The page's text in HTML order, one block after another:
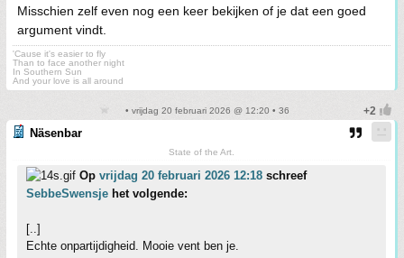
Misschien zelf even nog een keer bekijken of je dat een goed
argument vindt.
'Cause it's easier to fly
Than to face another night
In Southern Sun
And your love is all around
• vrijdag 20 februari 2026 @ 12:20 • 36
Näsenbar
State of the Art.
Op vrijdag 20 februari 2026 12:18 schreef
SebbeSwensje het volgende:
[..]
Echte onpartijdigheid. Mooie vent ben je.